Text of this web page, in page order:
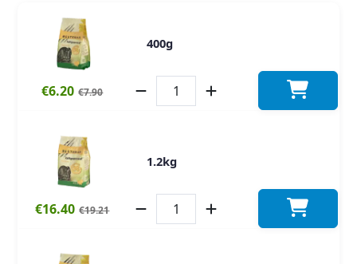
400g
€6.20€7.90
1.2kg
€16.40€19.21